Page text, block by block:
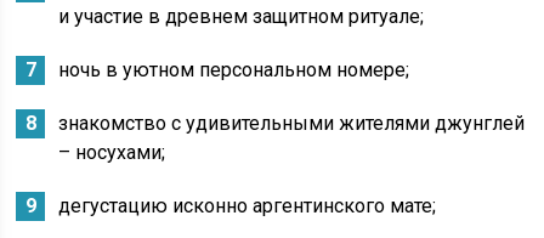
и участие в древнем защитном ритуале;
ночь в уютном персональном номере;
знакомство с удивительными жителями джунглей
– носухами;
дегустацию исконно аргентинского мате;